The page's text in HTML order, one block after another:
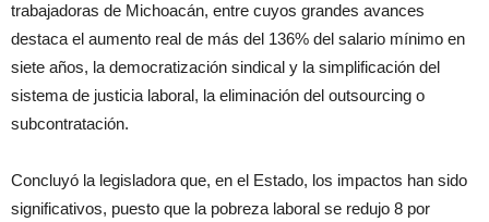
trabajadoras de Michoacán, entre cuyos grandes avances
destaca el aumento real de más del 136% del salario mínimo en
siete años, la democratización sindical y la simplificación del
sistema de justicia laboral, la eliminación del outsourcing o
subcontratación.
Concluyó la legisladora que, en el Estado, los impactos han sido
significativos, puesto que la pobreza laboral se redujo 8 por